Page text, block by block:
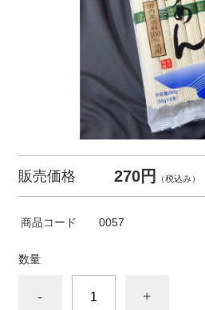
販売価格 270円 （税込み）
商品コード 0057
数量
- +